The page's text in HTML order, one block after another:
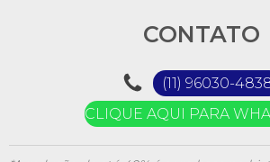
CONTATO
(11) 96030-
CLIQUE AQUI PARA